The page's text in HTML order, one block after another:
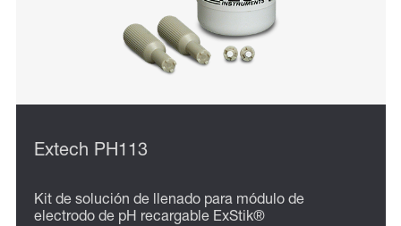
Extech PH113
Kit de solución de llenado para módulo de
electrodo de pH recargable ExStik®